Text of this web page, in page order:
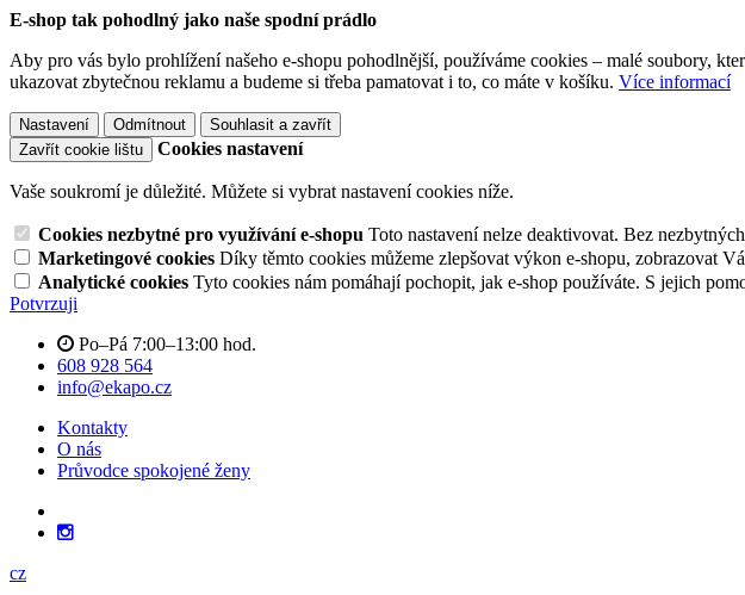
E-shop tak pohodlný jako naše spodní prádlo
Aby pro vás bylo prohlížení našeho e-shopu pohodlnější, používáme cookies – malé soubory,
ukazovat zbytečnou reklamu a budeme si třeba pamatovat i to, co máte v košíku. Více informací
Nastavení Odmítnout
Souhlasit a zavřít
Zavřít cookie lištu
Cookies nastavení
Vaše soukromí je důležité. Můžete si vybrat nastavení cookies níže.
Cookies nezbytné pro využívání e-shopu Toto nastavení nelze deaktivovat. Bez
Marketingové cookies Díky těmto cookies můžeme zlepšovat výkon e-shopu, zobrazovat
Analytické cookies Tyto cookies nám pomáhají pochopit, jak e-shop používáte. S jejich
Potvrzuji
Po–Pá 7:00–13:00 hod.
608 928 564
info@ekapo.cz
Kontakty
O nás
Průvodce spokojené ženy
cz